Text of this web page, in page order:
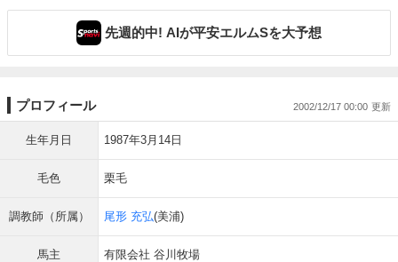
先週的中! AIが平安エルムSを大予想
プロフィール 2002/12/17 00:00
生年月日 1987年3月14日
毛色 栗毛
調教師（所属） 尾形 充弘(美浦)
馬主 有限会社 谷川牧場